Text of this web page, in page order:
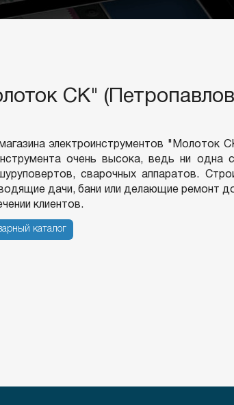
СК"
электроинструментов "Молоток
очень высока, ведь ни одна
сварочных аппаратов.
дачи, бани или делающие ремонт
клиентов.
каталог